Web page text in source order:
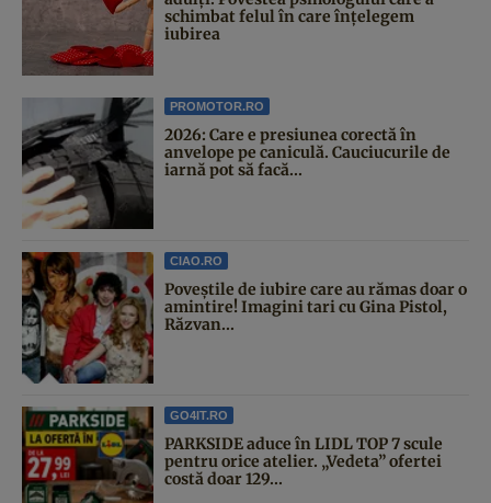
schimbat felul în care înțelegem
iubirea
PROMOTOR.RO
2026: Care e presiunea corectă în
anvelope pe caniculă. Cauciucurile de
iarnă pot să facă...
CIAO.RO
Poveştile de iubire care au rămas doar o
amintire! Imagini tari cu Gina Pistol,
Răzvan...
GO4IT.RO
PARKSIDE aduce în LIDL TOP 7 scule
pentru orice atelier. „Vedeta” ofertei
costă doar 129...